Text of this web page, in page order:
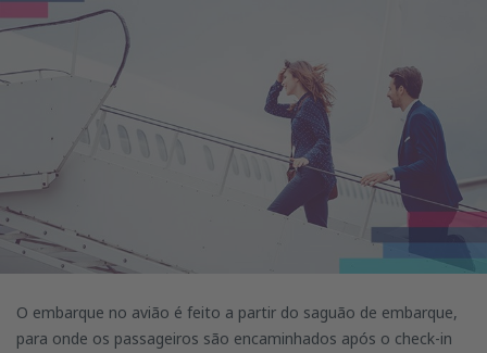
O embarque no avião é feito a partir do saguão de embarque,
para onde os passageiros são encaminhados após o check-in